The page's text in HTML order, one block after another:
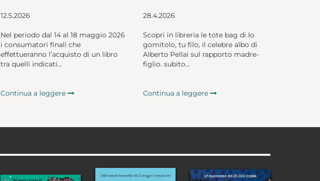
12.5.2026
Nel periodo dal 14 al 18 maggio 2026
i consumatori finali che
effettueranno l’acquisto di un libro
tra quelli indicati...
Continua a leggere
28.4.2026
Scopri in libreria le tote bag di Io
gomitolo, tu filo, il celebre albo di
Alberto Pellai sul rapporto madre-
figlio. subito...
Continua a leggere